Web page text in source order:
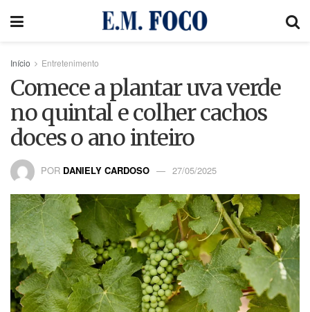
Início Entretenimento
Comece a plantar uva verde
no quintal e colher cachos
doces o ano inteiro
POR DANIELY CARDOSO 27/05/2025